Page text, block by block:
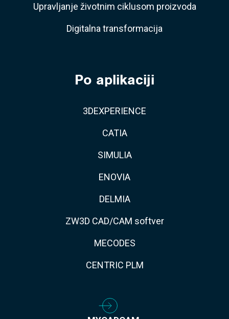
Upravljanje životnim ciklusom proizvoda
Digitalna transformacija
Po aplikaciji
3DEXPERIENCE
CATIA
SIMULIA
ENOVIA
DELMIA
ZW3D CAD/CAM softver
MECODES
CENTRIC PLM